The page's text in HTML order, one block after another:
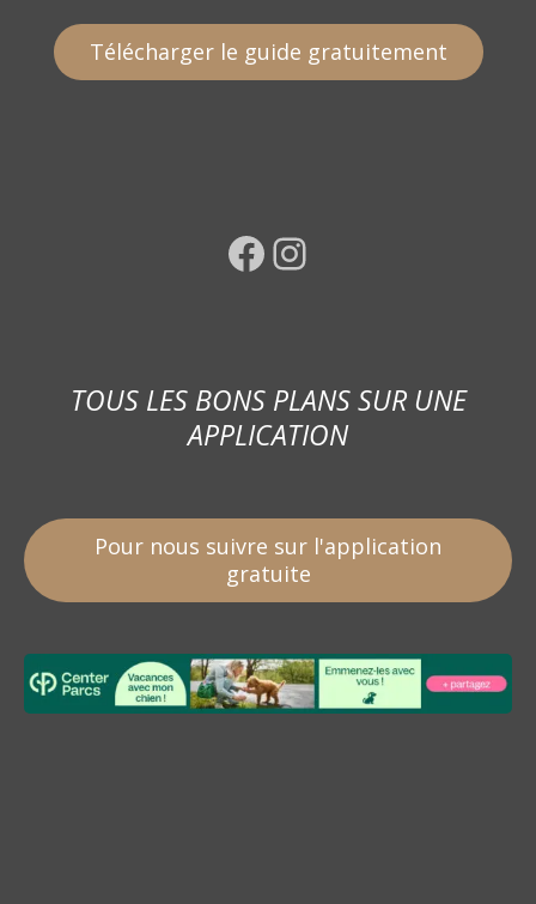
Télécharger le guide gratuitement
Facebook Instagram
TOUS LES BONS PLANS SUR UNE
APPLICATION
Pour nous suivre sur l'application
gratuite